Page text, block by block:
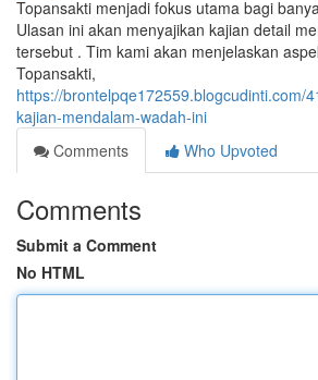
Topansakti menjadi fokus utama bagi
Ulasan ini akan menyajikan kajian detail
tersebut . Tim kami akan menjelaskan
Topansakti,
https://brontelpqe172559.blogcudinti.com/
kajian-mendalam-wadah-ini
Comments
Who Upvoted
Comments
Submit a Comment
No HTML